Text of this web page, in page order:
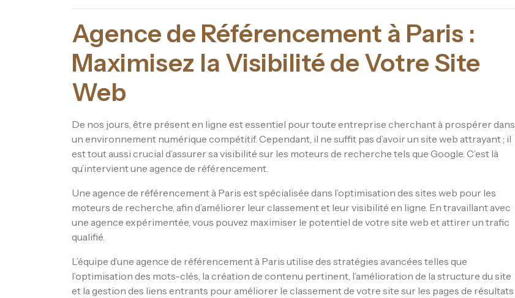
Agence de Référencement à Paris :
Maximisez la Visibilité de Votre Site
Web
De nos jours, être présent en ligne est essentiel pour toute entreprise cherchant à prospérer dans
un environnement numérique compétitif. Cependant, il ne suffit pas d’avoir un site web attrayant ; il
est tout aussi crucial d’assurer sa visibilité sur les moteurs de recherche tels que Google. C’est là
qu’intervient une agence de référencement.
Une agence de référencement à Paris est spécialisée dans l’optimisation des sites web pour les
moteurs de recherche, afin d’améliorer leur classement et leur visibilité en ligne. En travaillant avec
une agence expérimentée, vous pouvez maximiser le potentiel de votre site web et attirer un trafic
qualifié.
L’équipe d’une agence de référencement à Paris utilise des stratégies avancées telles que
l’optimisation des mots-clés, la création de contenu pertinent, l’amélioration de la structure du site
et la gestion des liens entrants pour améliorer le classement de votre site sur les pages de résultats